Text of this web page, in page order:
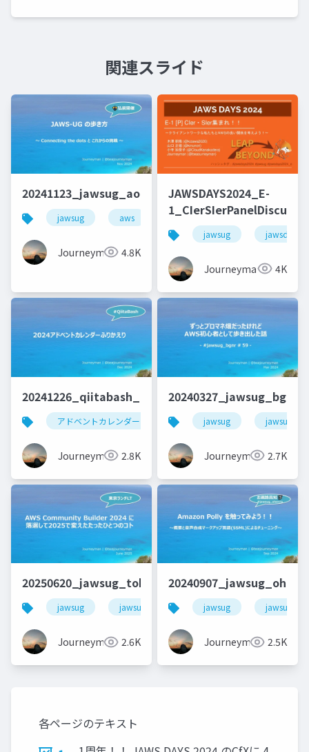
関連スライド
20241123_jawsug_aomori_lt_beajouneyman
jawsug aws jaws-ug キャリア
Journeyman 4.8K
JAWSDAYS2024_E-
jawsug jawsdays
Journeyman 4K
20241226_qiitabash_lt_beajouneyman
アドベントカレンダー アウトプット qiita
Journeyman 2.8K
jawsug
Journeyman 2.7K
20250620_jawsug_tokyo_LTt_lt_beajouneyman
jawsug jawsug_tokyo awscommunitybuilder
Journeyman 2.6K
jawsug
Journeyman 2.5K
各ページのテキスト